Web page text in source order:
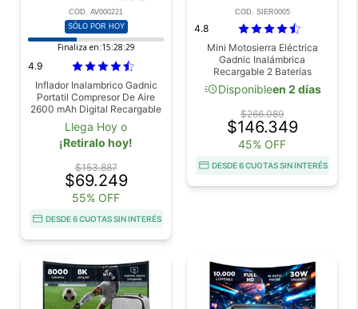
COD. AV000221
SÓLO POR HOY
Finaliza en:15:28:27
4.9
Inflador Inalambrico Gadnic
Portatil Compresor De Aire
2600 mAh Digital Recargable
Con Auto Stop Luz Led Para
Neumaticos
Llega Hoy o
¡Retiralo hoy!
$153.887
$69.249
55% OFF
DESDE 6 CUOTAS SIN INTERÉS
COD. SIER0005
4.8
Mini Motosierra Eléctrica
Gadnic Inalámbrica
Recargable 2 Baterías
acuteDisponibleen 2 días
$266.089
$146.349
45% OFF
DESDE 6 CUOTAS SIN INTERÉS